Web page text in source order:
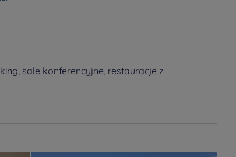
sale konferencyjne, restauracje z